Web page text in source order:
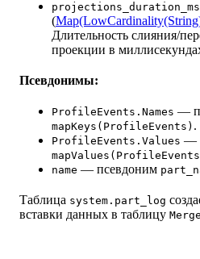
projections_duration_ms
(
Длительность слияния/
проекции в
Псевдонимы:
ProfileEvents.Names —
mapKeys(ProfileEvents) .
ProfileEvents.Values —
name — псевдоним
Таблица system.part_log
вставки данных в таблицу